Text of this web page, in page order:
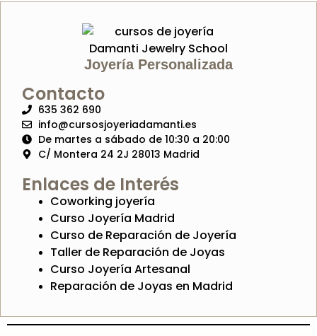
Joyería Personalizada
Contacto
635 362 690
info@cursosjoyeriadamanti.es
De martes a sábado de 10:30 a 20:00
C/ Montera 24 2J 28013 Madrid
Enlaces de Interés
Coworking joyería
Curso Joyería Madrid
Curso de Reparación de Joyería
Taller de Reparación de Joyas
Curso Joyería Artesanal
Reparación de Joyas en Madrid